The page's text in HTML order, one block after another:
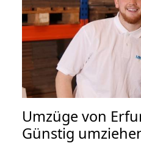
Umzüge von
Günstig